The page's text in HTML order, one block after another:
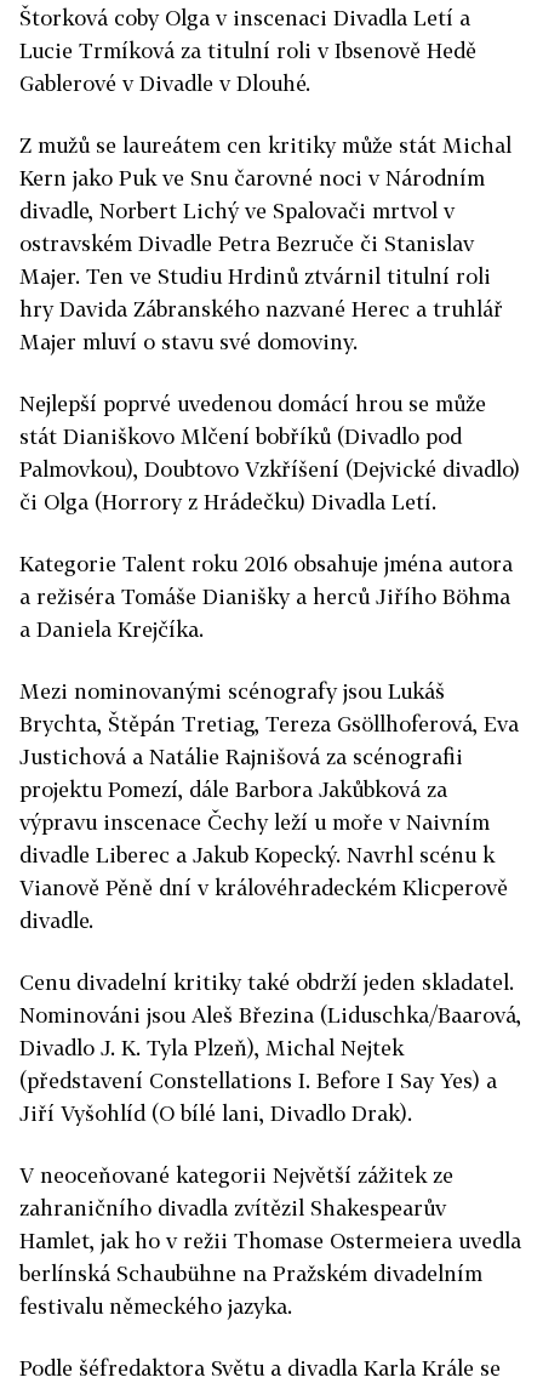
Štorková coby Olga v inscenaci Divadla Letí a
Lucie Trmíková za titulní roli v Ibsenově Hedě
Gablerové v Divadle v Dlouhé.
Z mužů se laureátem cen kritiky může stát Michal
Kern jako Puk ve Snu čarovné noci v Národním
divadle, Norbert Lichý ve Spalovači mrtvol v
ostravském Divadle Petra Bezruče či Stanislav
Majer. Ten ve Studiu Hrdinů ztvárnil titulní roli
hry Davida Zábranského nazvané Herec a truhlář
Majer mluví o stavu své domoviny.
Nejlepší poprvé uvedenou domácí hrou se může
stát Dianiškovo Mlčení bobříků (Divadlo pod
Palmovkou), Doubtovo Vzkříšení (Dejvické divadlo)
či Olga (Horrory z Hrádečku) Divadla Letí.
Kategorie Talent roku 2016 obsahuje jména autora
a režiséra Tomáše Dianišky a herců Jiřího Böhma
a Daniela Krejčíka.
Mezi nominovanými scénografy jsou Lukáš
Brychta, Štěpán Tretiag, Tereza Gsöllhoferová, Eva
Justichová a Natálie Rajnišová za scénografii
projektu Pomezí, dále Barbora Jakůbková za
výpravu inscenace Čechy leží u moře v Naivním
divadle Liberec a Jakub Kopecký. Navrhl scénu k
Vianově Pěně dní v královéhradeckém Klicperově
divadle.
Cenu divadelní kritiky také obdrží jeden skladatel.
Nominováni jsou Aleš Březina (Liduschka/Baarová,
Divadlo J. K. Tyla Plzeň), Michal Nejtek
(představení Constellations I. Before I Say Yes) a
Jiří Vyšohlíd (O bílé lani, Divadlo Drak).
V neoceňované kategorii Největší zážitek ze
zahraničního divadla zvítězil Shakespearův
Hamlet, jak ho v režii Thomase Ostermeiera uvedla
berlínská Schaubühne na Pražském divadelním
festivalu německého jazyka.
Podle šéfredaktora Světu a divadla Karla Krále se